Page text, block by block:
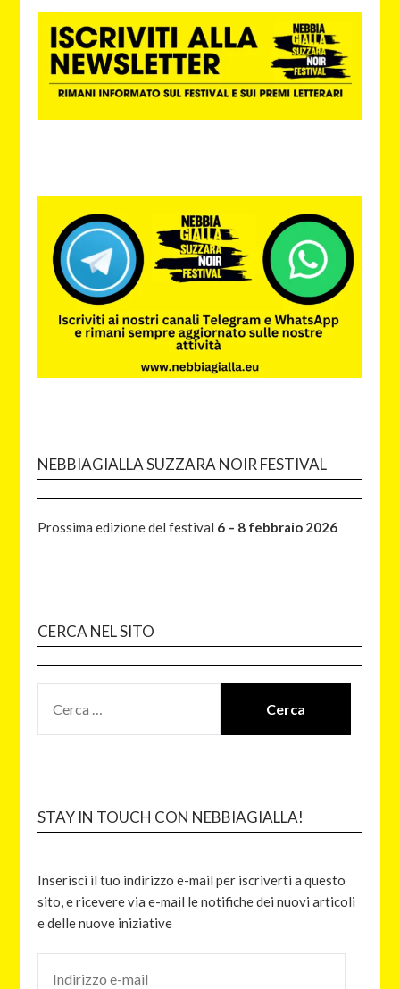
NEBBIAGIALLA SUZZARA NOIR FESTIVAL
Prossima edizione del festival 6 – 8 febbraio 2026
CERCA NEL SITO
STAY IN TOUCH CON NEBBIAGIALLA!
Inserisci il tuo indirizzo e-mail per iscriverti a questo
sito, e ricevere via e-mail le notifiche dei nuovi articoli
e delle nuove iniziative